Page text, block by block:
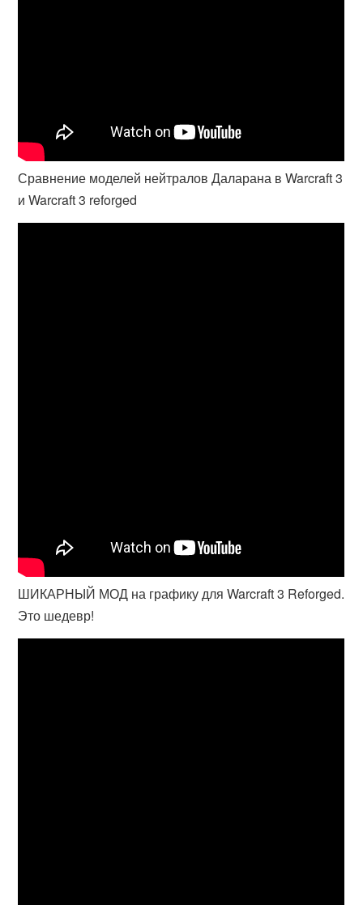
Сравнение моделей нейтралов Даларана в Warcraft 3
и Warcraft 3 reforged
ШИКАРНЫЙ МОД на графику для Warcraft 3 Reforged.
Это шедевр!